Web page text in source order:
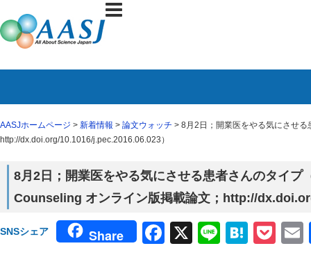
AASJホームページ > 新着情報 > 論文ウォッチ > 8月2日；開業医をやる気にさせ
http://dx.doi.org/10.1016/j.pec.2016.06.023）
8月2日；開業医をやる気にさせる患者さんのタイ
Counseling オンライン版掲載論文；http://
SNSシェア Share Facebook
X Line